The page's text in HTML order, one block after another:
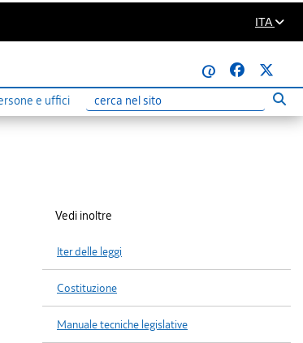
ITA
@
e uffici
Ricerca
Vedi inoltre
Iter delle leggi
Costituzione
Manuale tecniche legislative